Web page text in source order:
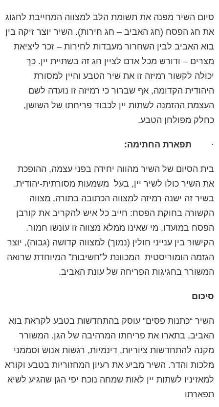
סיום השיר מפנה את תשומת הלב למצווה המחייבת לחגוג
את חג הפסח (חג האביב – חג חירות). השיר יוצר זיקה בין
בוא האביב לבין השחרור מעבדות לחירות – זכר ליציאת
מצרים – ודורש מכל אדם לציין חג זה בשתיית יין. כך
יכולה לקשור רמיזה זו את שיר הטבע והיין למסורת
היהודית הקדומה, אף שברור כי רמיזה זו נועדה לשם
העצמת ההזמנה לשתות יין לכבוד פריחתו של השושן,
כחלק מפולחן הטבע.
· תפארת החתימה:
בית הסיום של השיר מהווה יחידה בפני עצמה, ההופכת
את השיר כולו לשיר יין, בעל משמעות מסורתית-יהודית.
בשיר זה ישנה רמיזה למצווה הכתובה בתורה, מצווה
הקשורה בחוקת הפסח: חייב כל איש להקריב את קורבן
הפסח במועדו, מי שאינו ממלא מצווה זו עונשו חמור.
הקישור בין ענייני חולין (נמוך) למצווה קדושה (גבוה), יוצר
הגזמה הומוריסטית המכוונת ל”חשיבות” המיוחדת שרואה
המשורר בחגיגות הפריחה של עונת האביב.
סיכום
השיר “כתנות פסים” עוסק בהתחדשות בטבע לקראת בוא
האביב, בתארו את פריחתו המרהיבה של הגן. המשורר
מקנה להתחדשות ציוריות, דינמיות, רגשות אנוש וסממני
מלכות והדר. השיר מביע את רעיון המחזוריות בטבע וקורא
למאזיניו לשתות יין לאות שמחה נוכח יפי הגן שהגיע לשיא
תפארתו